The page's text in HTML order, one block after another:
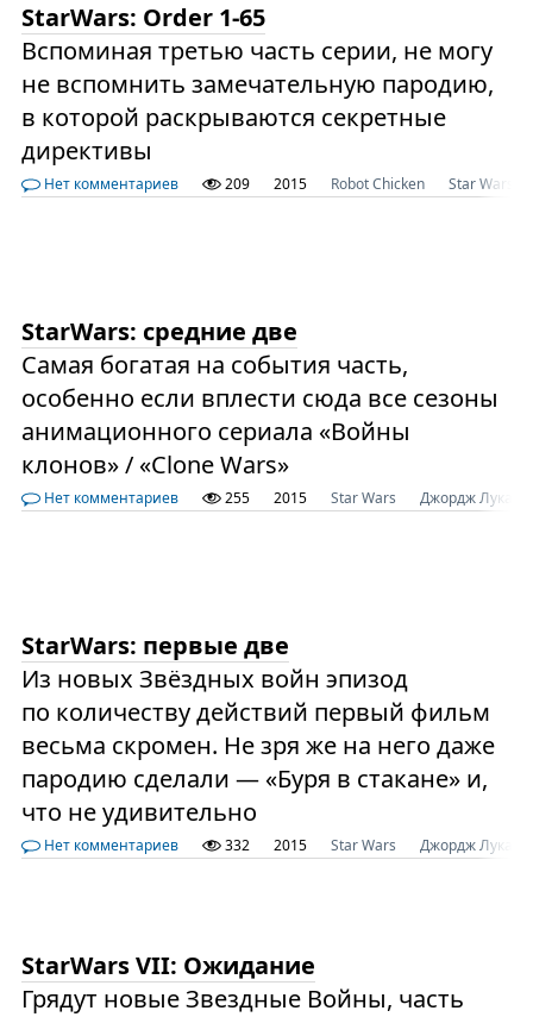
StarWars: Order 1-65
Вспоминая третью часть серии, не могу
не вспомнить замечательную пародию,
в которой раскрываются секретные
директивы
Нет комментариев 209 2015 Robot Chicken Star Wars
StarWars: средние две
Самая богатая на события часть,
особенно если вплести сюда все сезоны
анимационного сериала «Войны
клонов» / «Clone Wars»
Нет комментариев 255 2015 Star Wars Джордж Лукас
StarWars: первые две
Из новых Звёздных войн эпизод
по количеству действий первый фильм
весьма скромен. Не зря же на него даже
пародию сделали — «Буря в стакане» и,
что не удивительно
Нет комментариев 332 2015 Star Wars Джордж Лукас
StarWars VII: Ожидание
Грядут новые Звездные Войны, часть